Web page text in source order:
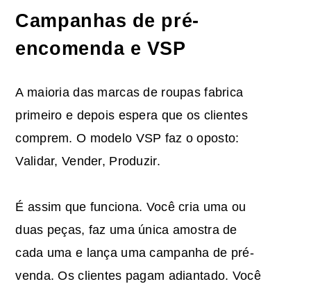
Campanhas de pré-
encomenda e VSP
A maioria das marcas de roupas fabrica
primeiro e depois espera que os clientes
comprem. O modelo VSP faz o oposto:
Validar, Vender, Produzir.
É assim que funciona. Você cria uma ou
duas peças, faz uma única amostra de
cada uma e lança uma campanha de pré-
venda. Os clientes pagam adiantado. Você